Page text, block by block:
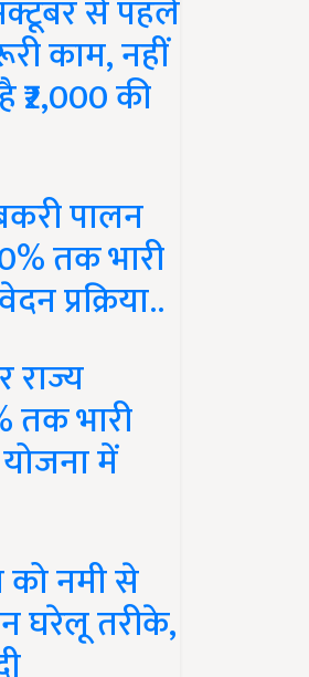
से पहले
काम, नहीं
की
पालन
तक भारी
प्रक्रिया..
राज्य
तक भारी
में
नमी से
घरेलू तरीके,